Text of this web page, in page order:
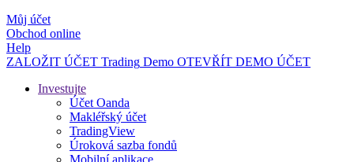
Můj účet
Obchod online
Help
ZALOŽIT ÚČET Trading Demo OTEVŘÍT DEMO ÚČET
Investujte
Účet Oanda
Makléřský účet
TradingView
Úroková sazba fondů
Mobilní aplikace